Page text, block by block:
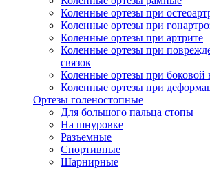
Коленные ортезы при
Коленные ортезы при
Коленные ортезы при артрите
Коленные ортезы при
связок
Коленные ортезы при боковой
Коленные ортезы при
Ортезы голеностопные
Для большого пальца стопы
На шнуровке
Разъемные
Спортивные
Шарнирные